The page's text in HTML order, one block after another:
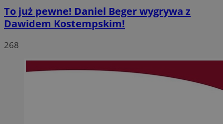
To już pewne! Daniel Beger wygrywa z
Dawidem Kostempskim!
268